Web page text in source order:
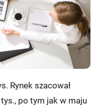
Rynek szacował
po tym jak w maju